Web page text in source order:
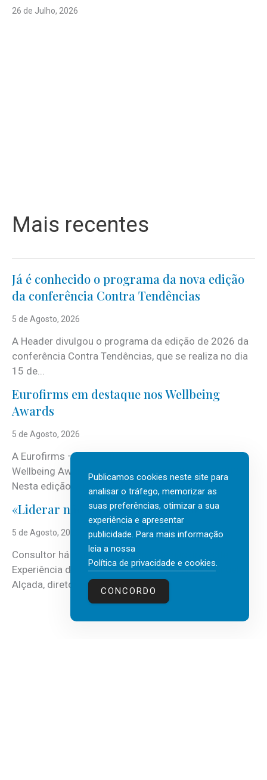
26 de Julho, 2026
Mais recentes
Já é conhecido o programa da nova edição
da conferência Contra Tendências
5 de Agosto, 2026
A Header divulgou o programa da edição de 2026 da
conferência Contra Tendências, que se realiza no dia
15 de...
Eurofirms em destaque nos Wellbeing
Awards
5 de Agosto, 2026
A Eurofirms – People first está de regresso aos
Wellbeing Awards, integrando o Top Wellbeing 2026.
Nesta edição, a multinacional...
«Liderar não é um talento místico.»
5 de Agosto, 2026
Consultor há mais de três décadas nas áreas de
Experiência do Cliente, Vendas e Liderança, Manuel
Alçada, diretor executivo da...
Publicamos cookies neste site para
analisar o tráfego, memorizar as
suas preferências, otimizar a sua
experiência e apresentar
publicidade. Para mais informação
leia a nossa
Política de privacidade e cookies.
CONCORDO